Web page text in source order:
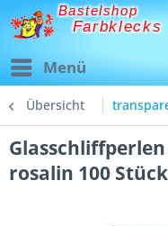
Bastelshop
Farbklecks
Menü
Übersicht
rosalin 100 Stück